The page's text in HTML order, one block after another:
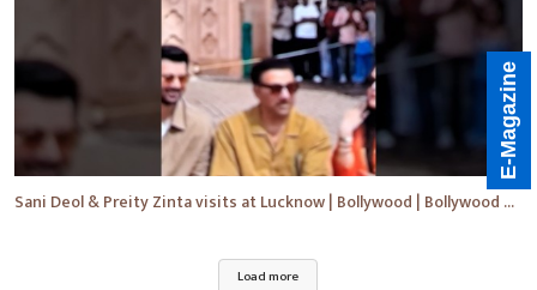
Sani Deol & Preity Zinta visits at Lucknow | Bollywood | Bollywood News | #bollywood #shorts #yt
Load more
E-Magazine